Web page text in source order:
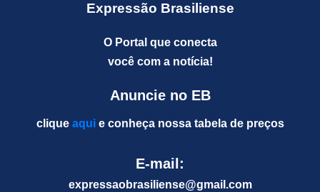
Expressão Brasiliense
O Portal que conecta
você com a notícia!
Anuncie no EB
clique aquie conheça nossa tabela de preços
E-mail:
expressaobrasiliense@gmail.com